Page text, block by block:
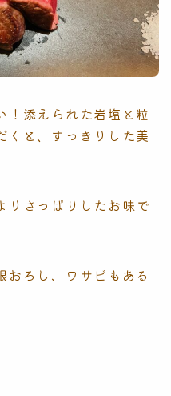
！添えられた岩塩と粒
くと、すっきりした美
りさっぱりしたお味で
おろし、ワサビもある